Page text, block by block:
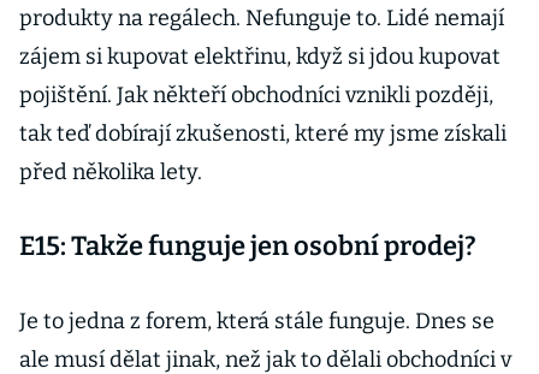
produkty na regálech. Nefunguje to. Lidé nemají
zájem si kupovat elektřinu, když si jdou kupovat
pojištění. Jak někteří obchodníci vznikli později,
tak teď dobírají zkušenosti, které my jsme získali
před několika lety.
E15: Takže funguje jen osobní prodej?
Je to jedna z forem, která stále funguje. Dnes se
ale musí dělat jinak, než jak to dělali obchodníci v